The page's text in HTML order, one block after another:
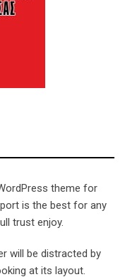
theme for
is the best for any
trust enjoy.
will be distracted by
at its layout.